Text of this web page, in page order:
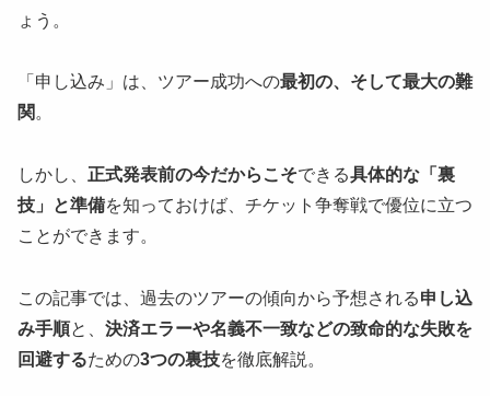
ょう。
「申し込み」は、ツアー成功への最初の、そして最大の難
関 。
しかし、 正式発表前の今だからこそできる具体的な「裏
技」と準備を知っておけば、チケット争奪戦で優位に立つ
ことができます。
この記事では、過去のツアーの傾向から予想される申し込
み手順と、 決済エラーや名義不一致などの致命的な失敗を
回避するための3つの裏技を徹底解説。